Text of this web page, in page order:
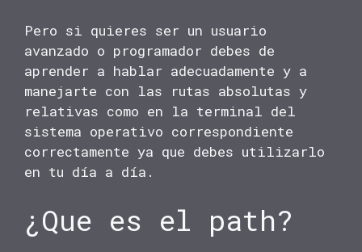
Pero si quieres ser un usuario
avanzado o programador debes de
aprender a hablar adecuadamente y a
manejarte con las rutas absolutas y
relativas como en la terminal del
sistema operativo correspondiente
correctamente ya que debes utilizarlo
en tu día a día.
¿Que es el path?